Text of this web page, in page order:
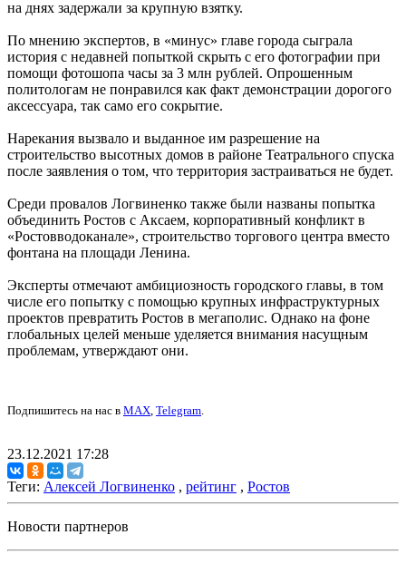
на днях задержали за крупную взятку.
По мнению экспертов, в «минус» главе города сыграла
история с недавней попыткой скрыть с его фотографии при
помощи фотошопа часы за 3 млн рублей. Опрошенным
политологам не понравился как факт демонстрации дорогого
аксессуара, так само его сокрытие.
Нарекания вызвало и выданное им разрешение на
строительство высотных домов в районе Театрального спуска
после заявления о том, что территория застраиваться не будет.
Среди провалов Логвиненко также были названы попытка
объединить Ростов с Аксаем, корпоративный конфликт в
«Ростовводоканале», строительство торгового центра вместо
фонтана на площади Ленина.
Эксперты отмечают амбициозность городского главы, в том
числе его попытку с помощью крупных инфраструктурных
проектов превратить Ростов в мегаполис. Однако на фоне
глобальных целей меньше уделяется внимания насущным
проблемам, утверждают они.
Подпишитесь на нас в MAX, Telegram.
23.12.2021 17:28
Теги: Алексей Логвиненко , рейтинг , Ростов
Новости партнеров